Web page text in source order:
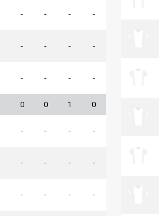
- - - -
- - - -
- - - -
0 0 1 0
- - - -
- - - -
- - - -